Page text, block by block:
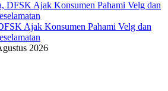
Ajak Konsumen Pahami Velg dan
2026